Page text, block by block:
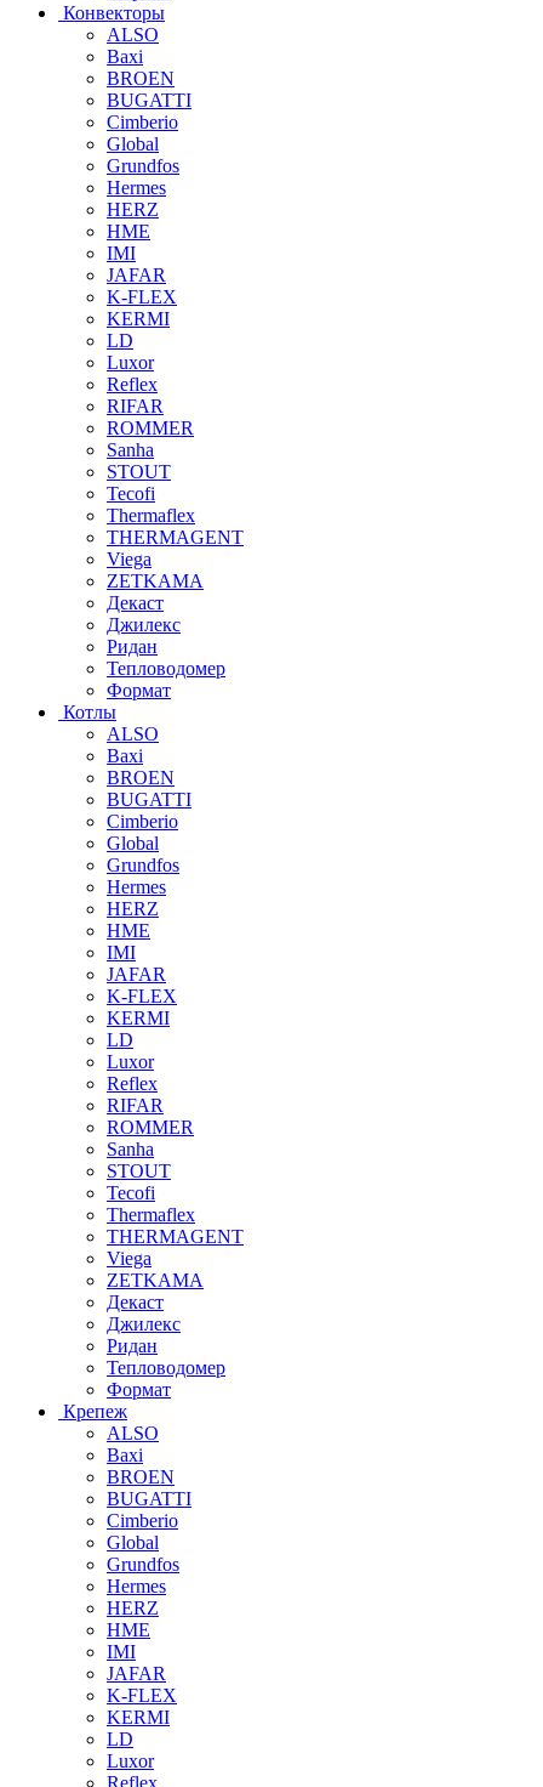
Конвекторы
ALSO
Baxi
BROEN
BUGATTI
Cimberio
Global
Grundfos
Hermes
HERZ
HME
IMI
JAFAR
K-FLEX
KERMI
LD
Luxor
Reflex
RIFAR
ROMMER
Sanha
STOUT
Tecofi
Thermaflex
THERMAGENT
Viega
ZETKAMA
Декаст
Джилекс
Ридан
Тепловодомер
Формат
Котлы
ALSO
Baxi
BROEN
BUGATTI
Cimberio
Global
Grundfos
Hermes
HERZ
HME
IMI
JAFAR
K-FLEX
KERMI
LD
Luxor
Reflex
RIFAR
ROMMER
Sanha
STOUT
Tecofi
Thermaflex
THERMAGENT
Viega
ZETKAMA
Декаст
Джилекс
Ридан
Тепловодомер
Формат
Крепеж
ALSO
Baxi
BROEN
BUGATTI
Cimberio
Global
Grundfos
Hermes
HERZ
HME
IMI
JAFAR
K-FLEX
KERMI
LD
Luxor
Reflex